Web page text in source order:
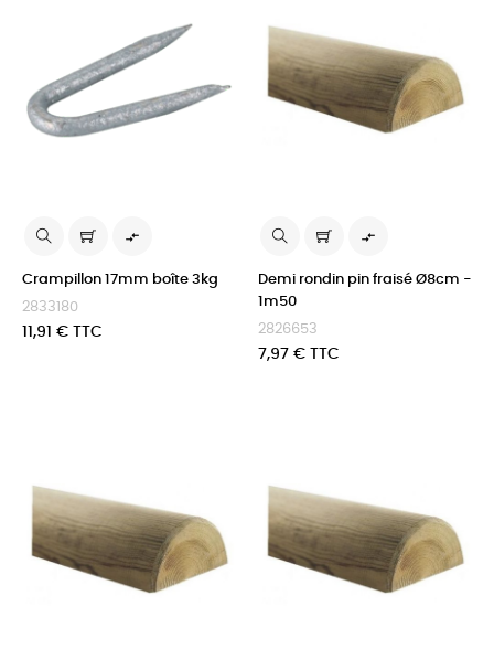

Crampillon 17mm boîte 3kg
2833180
Prix
11,91 € TTC

Demi rondin pin fraisé Ø8cm -
1m50
2826653
Prix
7,97 € TTC